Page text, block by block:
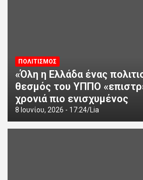
ΠΟΛΙΤΙΣΜΟΣ
«Όλη η Ελλάδα ένας
θεσμός του ΥΠΠΟ
χρονιά πιο ενισχυμένος
8 Ιουνίου, 2026 - 17:24 Lia